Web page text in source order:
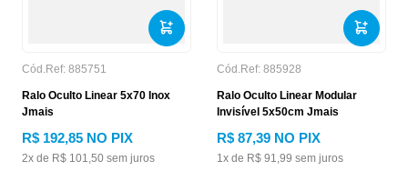
Cód.Ref: 885751
Ralo Oculto Linear 5x70 Inox
Jmais
R$ 192,85 NO PIX
2x de R$ 101,50 sem juros
Cód.Ref: 885928
Ralo Oculto Linear Modular
Invisível 5x50cm Jmais
R$ 87,39 NO PIX
1x de R$ 91,99 sem juros